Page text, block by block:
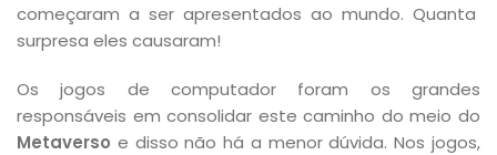
começaram a ser apresentados ao mundo. Quanta
surpresa eles causaram!
Os jogos de computador foram os grandes
responsáveis em consolidar este caminho do meio do
Metaverso e disso não há a menor dúvida. Nos jogos,